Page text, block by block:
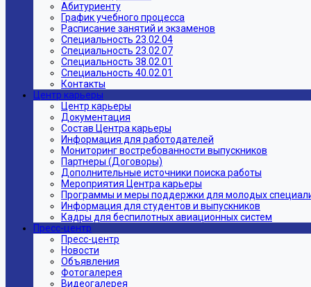
Абитуриенту
График учебного процесса
Расписание занятий и экзаменов
Специальность 23.02.04
Специальность 23.02.07
Специальность 38.02.01
Специальность 40.02.01
Контакты
Центр карьеры
Центр карьеры
Документация
Состав Центра карьеры
Информация для работодателей
Мониторинг востребованности выпускников
Партнеры (Договоры)
Дополнительные источники поиска работы
Мероприятия Центра карьеры
Программы и меры поддержки для молодых
Информация для студентов и выпускников
Кадры для беспилотных авиационных систем
Пресс-центр
Пресс-центр
Новости
Объявления
Фотогалерея
Видеогалерея